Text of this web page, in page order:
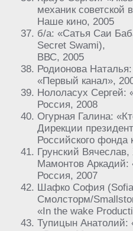
механик советской
Наше кино, 2005
б/а: «Сатья Саи
Secret Swami),
ВВС, 2005
Родионова Наталья:
«Первый канал»,
Нололасух Сергей:
Россия, 2008
Огурная Галина:
Дирекции
Российского фонда
Грунский
Мамонтов Аркадий:
Россия, 2007
Шафко София (Sofia
Смолсторм/
«In the wake
Тупицын Анатолий: